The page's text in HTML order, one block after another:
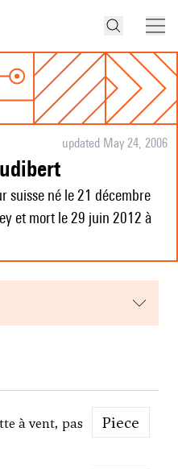
updated May 24, 2006
suisse né le 21 décembre
et mort le 29 juin 2012 à
à vent, pas
Piece